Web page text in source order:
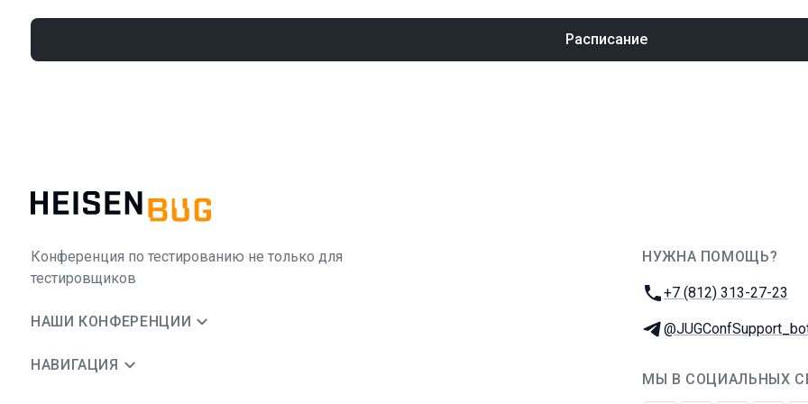
Расписание
Конференция по тестированию не только для
тестировщиков
НАШИ КОНФЕРЕНЦИИ
НАВИГАЦИЯ
НУЖНА ПОМОЩЬ?
Телефон:
+7 (812) 313-27-23
Телеграм:
МЫ В СОЦИАЛЬНЫХ